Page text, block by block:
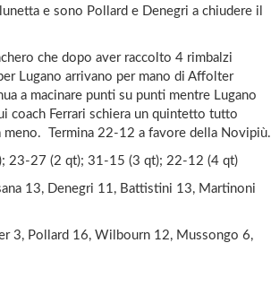
e sono Pollard e Denegri a chiudere il
che dopo aver raccolto 4 rimbalzi
Lugano arrivano per mano di Affolter
a macinare punti su punti mentre Lugano
coach Ferrari schiera un quintetto tutto
meno. Termina 22-12 a favore della Novipiù.
23-27 (2 qt); 31-15 (3 qt); 22-12 (4 qt)
13, Denegri 11, Battistini 13, Martinoni
3, Pollard 16, Wilbourn 12, Mussongo 6,